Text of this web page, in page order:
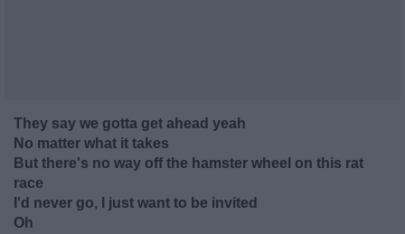
They say we gotta get ahead yeah
No matter what it takes
But there's no way off the hamster wheel on this rat
race
I'd never go, I just want to be invited
Oh